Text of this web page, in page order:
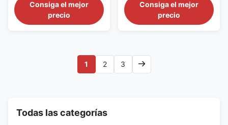
para las comidas
congeladas
Copeland Condensing Unit for
Frozen Foods Main Features: ⇒
R404a CFC-Free Refrigerant,
and heat in the shopping room
Consiga el mejor
precio
antiniebla esmaltadas
triple Frameless
Frameless Triple Glazed Anti-
Fog Glass Doors for Ice Cream
Main Features: ⇒ R404a/R290
compressor, plug in for use ⇒
The ...
Consiga el mejor
precio
1 2 3
Todas las categorías